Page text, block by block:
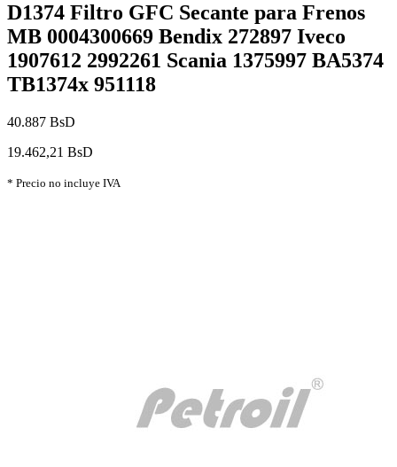
D1374 Filtro GFC Secante para Frenos
MB 0004300669 Bendix 272897 Iveco
1907612 2992261 Scania 1375997 BA5374
TB1374x 951118
40.887 BsD
19.462,21 BsD
* Precio no incluye IVA